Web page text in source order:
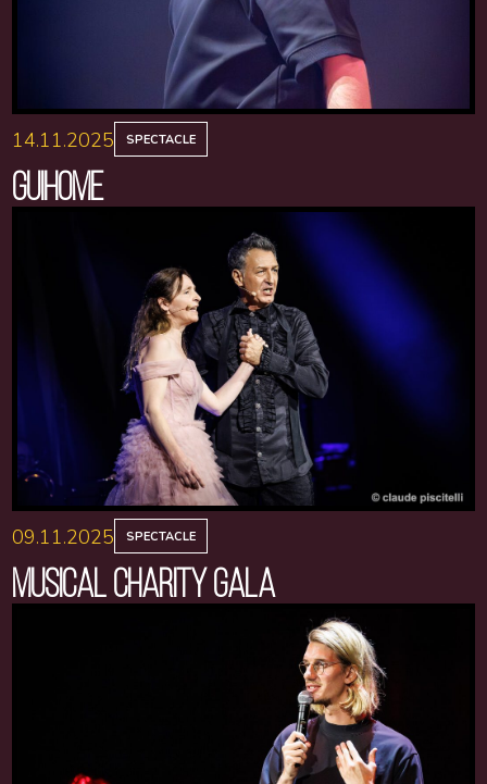
14.11.2025 SPECTACLE
GUIHOME
09.11.2025 SPECTACLE
MUSICAL CHARITY GALA